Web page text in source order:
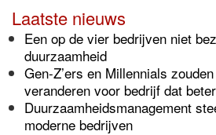
Laatste nieuws
Een op de vier bedrijven niet
duurzaamheid
Gen-Z’ers en Millennials
veranderen voor bedrijf dat
Duurzaamheidsmanagement
moderne bedrijven